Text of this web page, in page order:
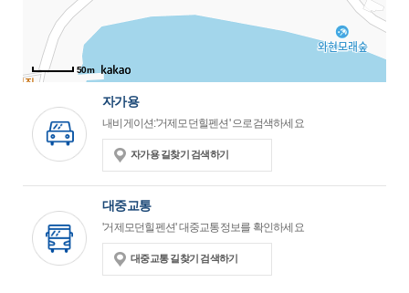
50m
자가용
내비게이션:'거제모던힐펜션' 으로검색하세요
자가용 길찾기 검색하기
대중교통
'거제모던힐펜션' 대중교통정보를 확인하세요
대중교통 길찾기 검색하기